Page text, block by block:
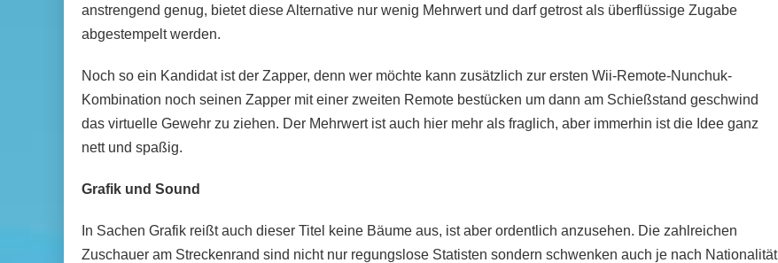
anstrengend genug, bietet diese Alternative nur wenig Mehrwert und darf getrost als überflüssige Zugabe
abgestempelt werden.
Noch so ein Kandidat ist der Zapper, denn wer möchte kann zusätzlich zur ersten Wii-Remote-Nunchuk-
Kombination noch seinen Zapper mit einer zweiten Remote bestücken um dann am Schießstand geschwind
das virtuelle Gewehr zu ziehen. Der Mehrwert ist auch hier mehr als fraglich, aber immerhin ist die Idee ganz
nett und spaßig.
Grafik und Sound
In Sachen Grafik reißt auch dieser Titel keine Bäume aus, ist aber ordentlich anzusehen. Die zahlreichen
Zuschauer am Streckenrand sind nicht nur regungslose Statisten sondern schwenken auch je nach Nationalität